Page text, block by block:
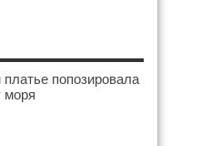
попозировала
моря